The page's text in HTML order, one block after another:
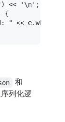
) << '\n' ;
{
" << e.what
和
列化逻